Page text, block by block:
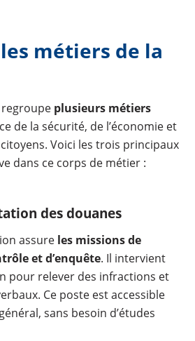
métiers de la
regroupe plusieurs métiers
de la sécurité, de l’économie et
Voici les trois principaux
dans ce corps de métier :
des douanes
assure les missions de
et d’enquête. Il intervient
pour relever des infractions et
Ce poste est accessible
sans besoin d’études